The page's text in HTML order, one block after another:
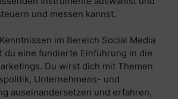
und messen kannst.
im Bereich Social Media
du eine fundierte Einführung in die
Du wirst dich mit Themen
Unternehmens- und
auseinandersetzen und erfahren,